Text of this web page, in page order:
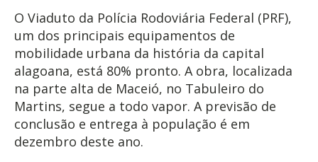
O Viaduto da Polícia Rodoviária Federal (PRF),
um dos principais equipamentos de
mobilidade urbana da história da capital
alagoana, está 80% pronto. A obra, localizada
na parte alta de Maceió, no Tabuleiro do
Martins, segue a todo vapor. A previsão de
conclusão e entrega à população é em
dezembro deste ano.